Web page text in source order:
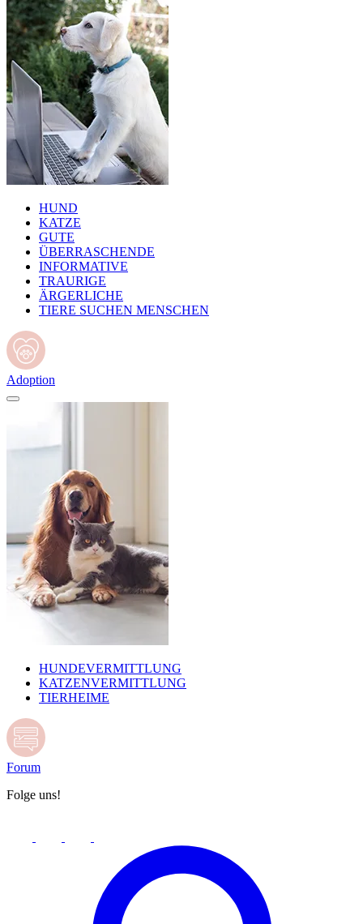
HUND
KATZE
GUTE
ÜBERRASCHENDE
INFORMATIVE
TRAURIGE
ÄRGERLICHE
TIERE SUCHEN MENSCHEN
Adoption
HUNDEVERMITTLUNG
KATZENVERMITTLUNG
TIERHEIME
Forum
Folge uns!